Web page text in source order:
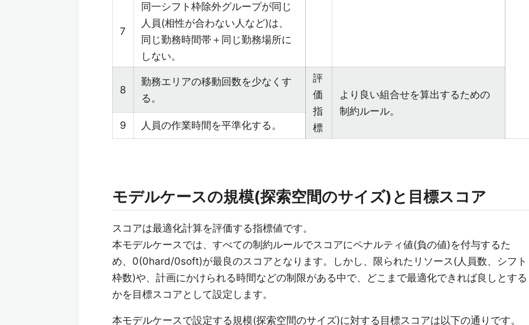
7
同一シフト枠除外グループが同じ
人員(相性が合わない人など)は、
同じ勤務時間帯＋同じ勤務場所に
しない。
8
勤務エリアの移動回数を少なくす
る。
評
価
指
標
より良い組合せを算出するための
制約ルール。
9
人員の作業時間を平準化する。
モデルケースの規模(探索空間のサイズ)と目標スコア
スコアは最適化計算を評価する指標値です。
本モデルケースでは、すべての制約ルールでスコアにペナルティ値(負の値)を付与するた
め、0(0hard/0soft)が最良のスコアとなります。しかし、限られたリソース(人員数、シフト
枠数)や、計画にかけられる時間などの制限がある中で、どこまで最適化できれば良しとする
かを目標スコアとして設定します。
本モデルケースで設定する規模(探索空間のサイズ)に対する目標スコアは以下の通りです。